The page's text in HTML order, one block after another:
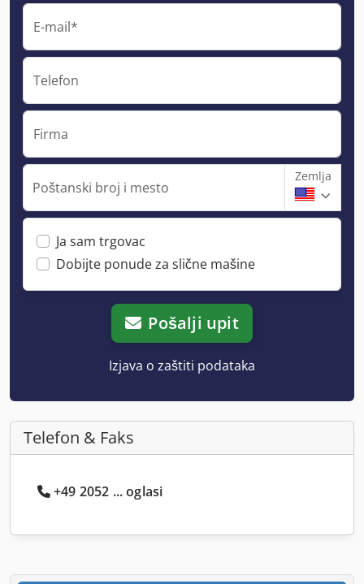
E-mail*
Telefon
Firma
Poštanski broj i mesto
Zemlja
Ja sam trgovac
Dobijte ponude za slične mašine
Pošalji upit
Izjava o zaštiti podataka
Telefon & Faks
+49 2052 ... oglasi